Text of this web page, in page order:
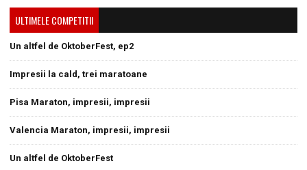
ULTIMELE COMPETITII
Un altfel de OktoberFest, ep2
Impresii la cald, trei maratoane
Pisa Maraton, impresii, impresii
Valencia Maraton, impresii, impresii
Un altfel de OktoberFest